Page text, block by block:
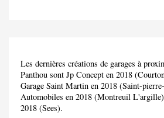
Les dernières créations de garages à
Panthou sont Jp Concept en 2018
Garage Saint Martin en 2018 (Saint-
Automobiles en 2018 (Montreuil
2018 (Sees).